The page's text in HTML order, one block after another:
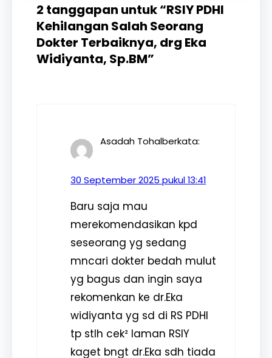
2 tanggapan untuk “RSIY PDHI
Kehilangan Salah Seorang
Dokter Terbaiknya, drg Eka
Widiyanta, Sp.BM”
Asadah Tohalberkata:
30 September 2025 pukul 13:41
Baru saja mau
merekomendasikan kpd
seseorang yg sedang
mncari dokter bedah mulut
yg bagus dan ingin saya
rekomenkan ke dr.Eka
widiyanta yg sd di RS PDHI
tp stlh cek² laman RSIY
kaget bngt dr.Eka sdh tiada